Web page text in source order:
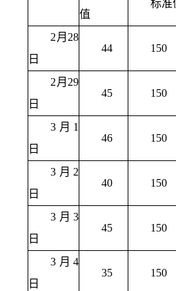
值
标准
2月28
日
44 150
2月29
日
45 150
3月1
日
46 150
3月2
日
40 150
3月3
日
45 150
3月4
日
35 150